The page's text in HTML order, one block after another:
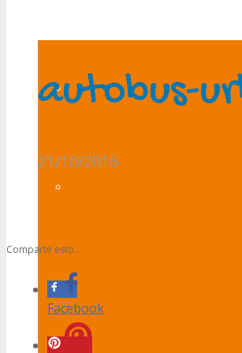
Presentación
Transparencia
autobus-
21/10/2016
Comparte esto...
Facebook